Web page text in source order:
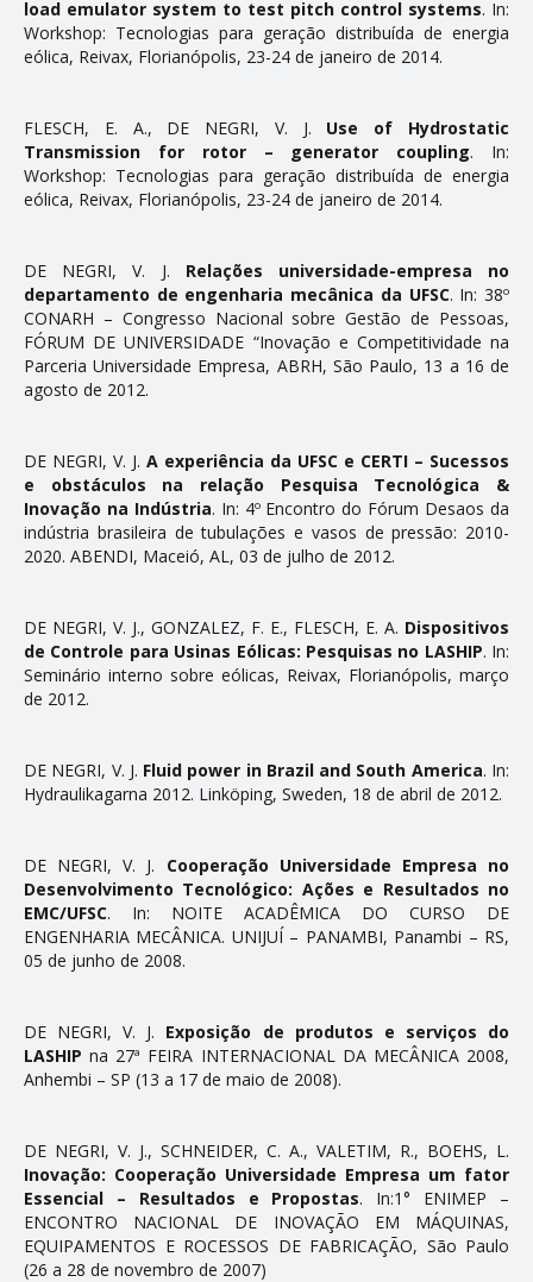
load emulator system to test pitch control systems. In:
Workshop: Tecnologias para geração distribuída de energia
eólica, Reivax, Florianópolis, 23-24 de janeiro de 2014.
FLESCH, E. A., DE NEGRI, V. J. Use of Hydrostatic
Transmission for rotor – generator coupling. In:
Workshop: Tecnologias para geração distribuída de energia
eólica, Reivax, Florianópolis, 23-24 de janeiro de 2014.
DE NEGRI, V. J. Relações universidade-empresa no
departamento de engenharia mecânica da UFSC. In: 38º
CONARH – Congresso Nacional sobre Gestão de Pessoas,
FÓRUM DE UNIVERSIDADE “Inovação e Competitividade na
Parceria Universidade Empresa, ABRH, São Paulo, 13 a 16 de
agosto de 2012.
DE NEGRI, V. J. A experiência da UFSC e CERTI – Sucessos
e obstáculos na relação Pesquisa Tecnológica &
Inovação na Indústria. In: 4º Encontro do Fórum Desafios da
indústria brasileira de tubulações e vasos de pressão: 2010-
2020. ABENDI, Maceió, AL, 03 de julho de 2012.
DE NEGRI, V. J., GONZALEZ, F. E., FLESCH, E. A. Dispositivos
de Controle para Usinas Eólicas: Pesquisas no LASHIP. In:
Seminário interno sobre eólicas, Reivax, Florianópolis, março
de 2012.
DE NEGRI, V. J. Fluid power in Brazil and South America. In:
Hydraulikagarna 2012. Linköping, Sweden, 18 de abril de 2012.
DE NEGRI, V. J. Cooperação Universidade Empresa no
Desenvolvimento Tecnológico: Ações e Resultados no
EMC/UFSC. In: NOITE ACADÊMICA DO CURSO DE
ENGENHARIA MECÂNICA. UNIJUÍ – PANAMBI, Panambi – RS,
05 de junho de 2008.
DE NEGRI, V. J. Exposição de produtos e serviços do
LASHIP na 27ª FEIRA INTERNACIONAL DA MECÂNICA 2008,
Anhembi – SP (13 a 17 de maio de 2008).
DE NEGRI, V. J., SCHNEIDER, C. A., VALETIM, R., BOEHS, L.
Inovação: Cooperação Universidade Empresa um fator
Essencial – Resultados e Propostas. In:1° ENIMEP –
ENCONTRO NACIONAL DE INOVAÇÃO EM MÁQUINAS,
EQUIPAMENTOS E ROCESSOS DE FABRICAÇÃO, São Paulo
(26 a 28 de novembro de 2007)